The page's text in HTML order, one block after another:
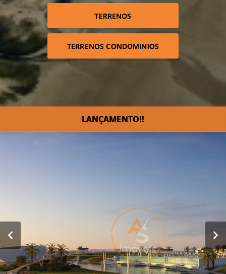
TERRENOS
TERRENOS CONDOMINIOS
LANÇAMENTO!!